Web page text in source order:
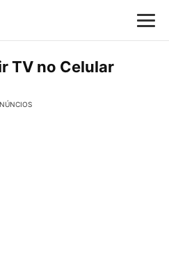
TV no Celular